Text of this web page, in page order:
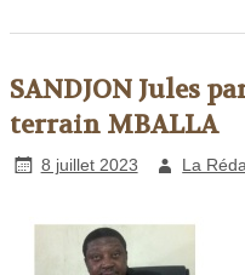
SANDJON Jules
terrain MBALLA
8 juillet 2023 La